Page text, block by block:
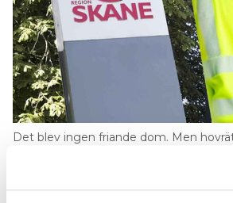
Det blev ingen friande dom. Men
avdelningschef på Bravidas avdelning
Skåne/Bravida